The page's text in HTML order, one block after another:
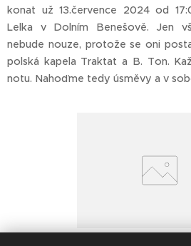
konat už 13.července 2024 od
Lelka v Dolním Benešově. Jen
nebude nouze, protože se oni
polská kapela Traktat a B. Ton.
notu. Nahoďme tedy úsměvy a v